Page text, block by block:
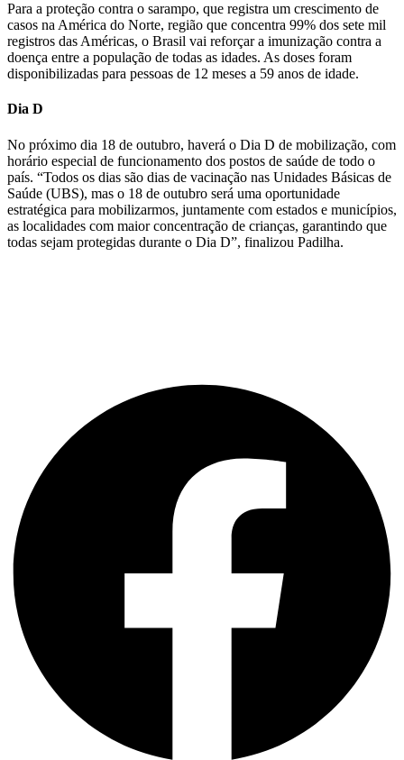
Para a proteção contra o sarampo, que registra um crescimento de
casos na América do Norte, região que concentra 99% dos sete mil
registros das Américas, o Brasil vai reforçar a imunização contra a
doença entre a população de todas as idades. As doses foram
disponibilizadas para pessoas de 12 meses a 59 anos de idade.
Dia D
No próximo dia 18 de outubro, haverá o Dia D de mobilização, com
horário especial de funcionamento dos postos de saúde de todo o
país. “Todos os dias são dias de vacinação nas Unidades Básicas de
Saúde (UBS), mas o 18 de outubro será uma oportunidade
estratégica para mobilizarmos, juntamente com estados e municípios,
as localidades com maior concentração de crianças, garantindo que
todas sejam protegidas durante o Dia D”, finalizou Padilha.